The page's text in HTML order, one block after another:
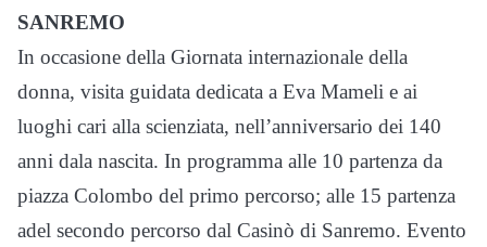
SANREMO
In occasione della Giornata internazionale della
donna, visita guidata dedicata a Eva Mameli e ai
luoghi cari alla scienziata, nell’anniversario dei 140
anni dala nascita. In programma alle 10 partenza da
piazza Colombo del primo percorso; alle 15 partenza
adel secondo percorso dal Casinò di Sanremo. Evento